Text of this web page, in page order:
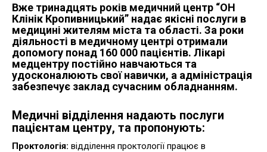
Вже тринадцять років медичний центр “ОН
Клінік Кропивницький” надає якісні послуги в
медицині жителям міста та області. За роки
діяльності в медичному центрі отримали
допомогу понад 160 000 пацієнтів. Лікарі
медцентру постійно навчаються та
удосконалюють свої навички, а адміністрація
забезпечує заклад сучасним обладнанням.
Медичні відділення надають послуги
пацієнтам центру, та пропонують:
Проктологія: відділення проктології працює в